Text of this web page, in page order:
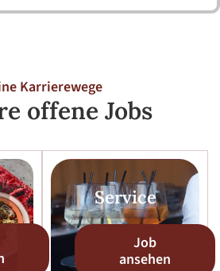
Karrierewege
offene Jobs
Service
Job
ansehen